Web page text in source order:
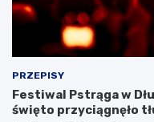
PRZEPISY
Festiwal Pstrąga w
święto przyciągnęło